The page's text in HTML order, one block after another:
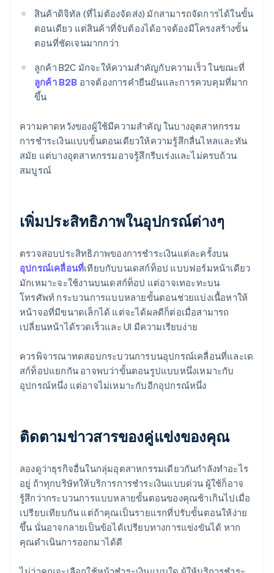
สินค้าดิจิทัล (ที่ไม่ต้องจัดส่ง) มักสามารถจัดการได้ในขั้น
ตอนเดียว แต่สินค้าที่จับต้องได้อาจต้องมีโครงสร้างขั้น
ตอนที่ชัดเจนมากกว่า
ลูกค้า B2C มักจะให้ความสำคัญกับความเร็ว ในขณะที่
ลูกค้า B2B อาจต้องการคำยืนยันและการควบคุมที่มาก
ขึ้น
ความคาดหวังของผู้ใช้มีความสำคัญ ในบางอุตสาหกรรม
การชำระเงินแบบขั้นตอนเดียวให้ความรู้สึกลื่นไหลและทัน
สมัย แต่บางอุตสาหกรรมอาจรู้สึกรีบเร่งและไม่ครบถ้วน
สมบูรณ์
เพิ่มประสิทธิภาพในอุปกรณ์ต่างๆ
ตรวจสอบประสิทธิภาพของการชำระเงินแต่ละครั้งบน
อุปกรณ์เคลื่อนที่เทียบกับบนเดสก์ท็อป แบบฟอร์มหน้าเดียว
มักเหมาะจะใช้งานบนเดสก์ท็อป แต่อาจเทอะทะบน
โทรศัพท์ กระบวนการแบบหลายขั้นตอนช่วยแบ่งเนื้อหาให้
หน้าจอที่มีขนาดเล็กได้ แต่จะได้ผลดีก็ต่อเมื่อสามารถ
เปลี่ยนหน้าได้รวดเร็วและ UI มีความเรียบง่าย
ควรพิจารณาทดสอบกระบวนการบนอุปกรณ์เคลื่อนที่และเด
สก์ท็อปแยกกัน อาจพบว่าขั้นตอนรูปแบบหนึ่งเหมาะกับ
อุปกรณ์หนึ่ง แต่อาจไม่เหมาะกับอีกอุปกรณ์หนึ่ง
ติดตามข่าวสารของคู่แข่งของคุณ
ลองดูว่าธุรกิจอื่นในกลุ่มอุตสาหกรรมเดียวกันกำลังทำอะไร
อยู่ ถ้าทุกบริษัทให้บริการการชำระเงินแบบด่วน ผู้ใช้ก็อาจ
รู้สึกว่ากระบวนการแบบหลายขั้นตอนของคุณช้าเกินไปเมื่อ
เปรียบเทียบกัน แต่ถ้าคุณเป็นรายแรกที่ปรับขั้นตอนให้ง่าย
ขึ้น นั่นอาจกลายเป็นข้อได้เปรียบทางการแข่งขันได้ หาก
คุณดำเนินการออกมาได้ดี